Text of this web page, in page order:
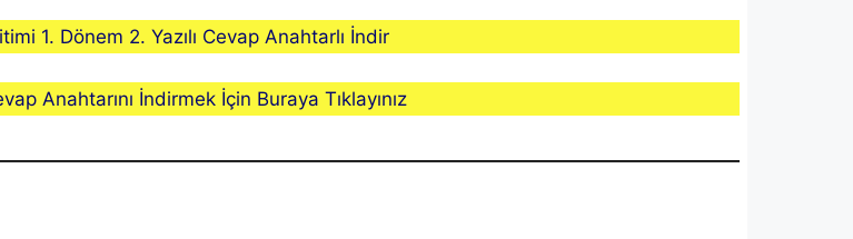
1. Dönem 2. Yazılı Cevap Anahtarlı İndir
Anahtarını İndirmek İçin Buraya Tıklayınız